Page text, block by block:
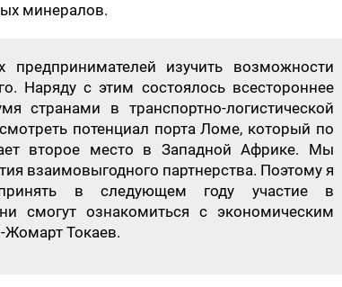
минералов.
предпринимателей изучить возможности
Наряду с этим состоялось всестороннее
странами в транспортно-логистической
потенциал порта Ломе, который по
второе место в Западной Африке. Мы
взаимовыгодного партнерства. Поэтому я
в следующем году участие в
смогут ознакомиться с экономическим
Жомарт Токаев.